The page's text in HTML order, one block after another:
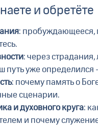
и обретёте
: пробуждающееся,
: через
путь уже определился
: почему память о
сценарии.
и духовного круга:
и почему